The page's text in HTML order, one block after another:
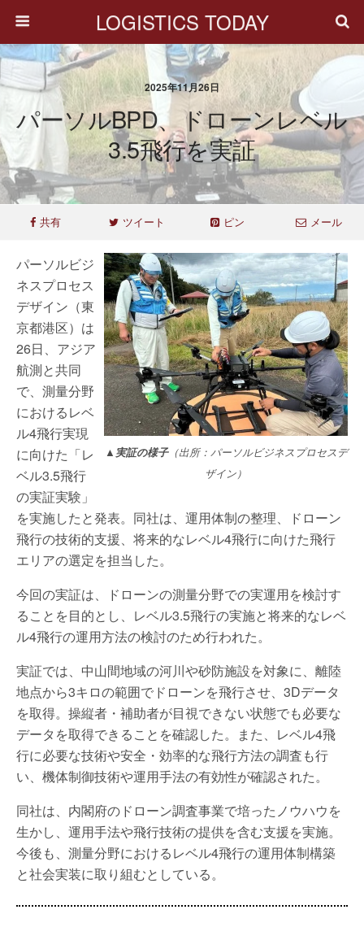
LOGISTICS TODAY
2025年11月26日
パーソルBPD、ドローンレベル
3.5飛行を実証
共有 ツイート ピン メール
▲実証の様子（出所：パーソルビジネスプロセスデ
ザイン）
パーソルビジ
ネスプロセス
デザイン（東
京都港区）は
26日、アジア
航測と共同
で、測量分野
におけるレベ
ル4飛行実現
に向けた「レ
ベル3.5飛行
の実証実験」
を実施したと発表。同社は、運用体制の整理、ドローン
飛行の技術的支援、将来的なレベル4飛行に向けた飛行
エリアの選定を担当した。
今回の実証は、ドローンの測量分野での実運用を検討す
ることを目的とし、レベル3.5飛行の実施と将来的なレベ
ル4飛行の運用方法の検討のため行われた。
実証では、中山間地域の河川や砂防施設を対象に、離陸
地点から3キロの範囲でドローンを飛行させ、3Dデータ
を取得。操縦者・補助者が目視できない状態でも必要な
データを取得できることを確認した。また、レベル4飛
行に必要な技術や安全・効率的な飛行方法の調査も行
い、機体制御技術や運用手法の有効性が確認された。
同社は、内閣府のドローン調査事業で培ったノウハウを
生かし、運用手法や飛行技術の提供を含む支援を実施。
今後も、測量分野におけるレベル4飛行の運用体制構築
と社会実装に取り組むとしている。